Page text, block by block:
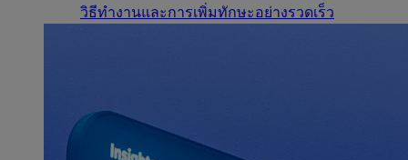
วิธีทำงานและการเพิ่มทักษะอย่างรวดเร็ว